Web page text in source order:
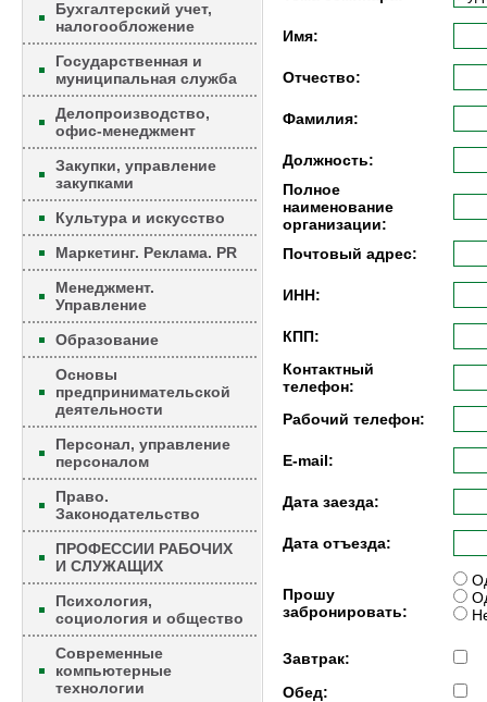
Бухгалтерский учет,
налогообложение
Государственная и
муниципальная служба
Делопроизводство,
офис-менеджмент
Закупки, управление
закупками
Культура и искусство
Маркетинг. Реклама. PR
Менеджмент.
Управление
Образование
Основы
предпринимательской
деятельности
Персонал, управление
персоналом
Право.
Законодательство
ПРОФЕССИИ РАБОЧИХ
И СЛУЖАЩИХ
Психология,
социология и общество
Современные
компьютерные
технологии
Имя:
Отчество:
Фамилия:
Должность:
Полное
наименование
организации:
Почтовый адрес:
ИНН:
КПП:
Контактный
телефон:
Рабочий телефон:
E-mail:
Дата заезда:
Дата отъезда:
Прошу
забронировать:
Завтрак:
Обед: